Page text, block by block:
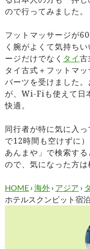
ので行ってみました。
フットマッサージが
く腕がよくて気持ち
ージだけでなく タイ古
タイ古式＋フットマ
バーツを受けました
が、Wi-Fiも使えて日
快適。
同行者が特に気に入
で12時間も空けずに
あんまや」で検索す
ので、気になった方は
HOME › 海外 › アジア ›
ホテルスクンビット宿